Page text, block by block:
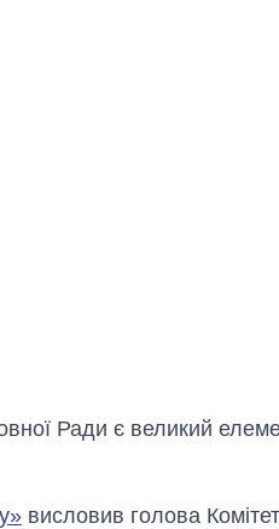
Ради є великий
висловив голова